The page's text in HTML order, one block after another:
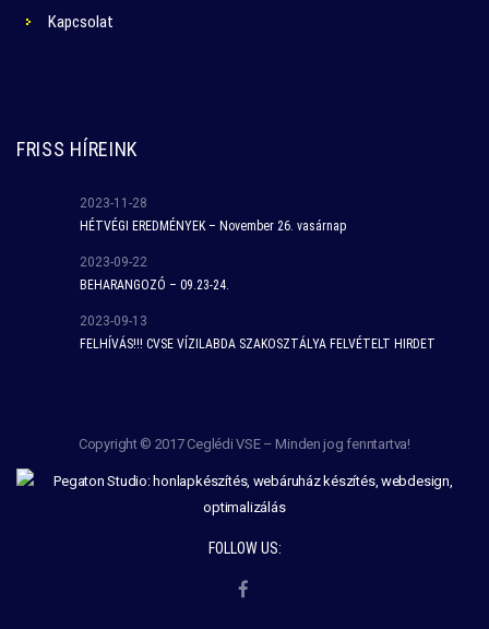
Kapcsolat
FRISS HÍREINK
2023-11-28
HÉTVÉGI EREDMÉNYEK – November 26. vasárnap
2023-09-22
BEHARANGOZÓ – 09.23-24.
2023-09-13
FELHÍVÁS!!! CVSE VÍZILABDA SZAKOSZTÁLYA FELVÉTELT HIRDET
Copyright © 2017 Ceglédi VSE – Minden jog fenntartva!
FOLLOW US: